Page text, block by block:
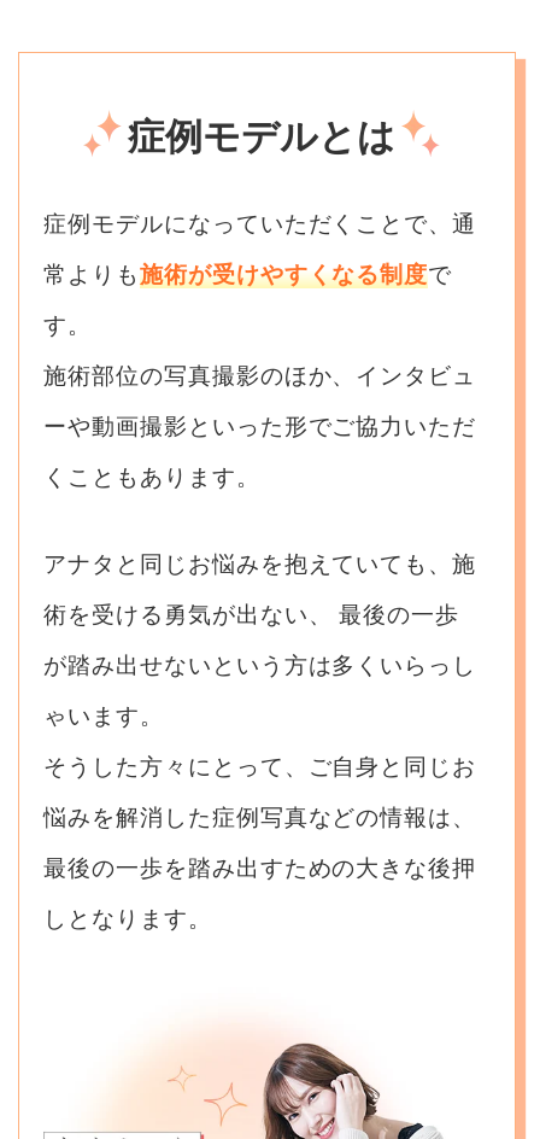
症例モデルとは
症例モデルになっていただくことで、通
常よりも施術が受けやすくなる制度で
す。
施術部位の写真撮影のほか、インタビュ
ーや動画撮影といった形でご協力いただ
くこともあります。
アナタと同じお悩みを抱えていても、施
術を受ける勇気が出ない、
最後の一歩
が踏み出せないという方は多くいらっし
ゃいます。
そうした方々にとって、ご自身と同じお
悩みを解消した症例写真などの情報は、
最後の一歩を踏み出すための大きな後押
しとなります。